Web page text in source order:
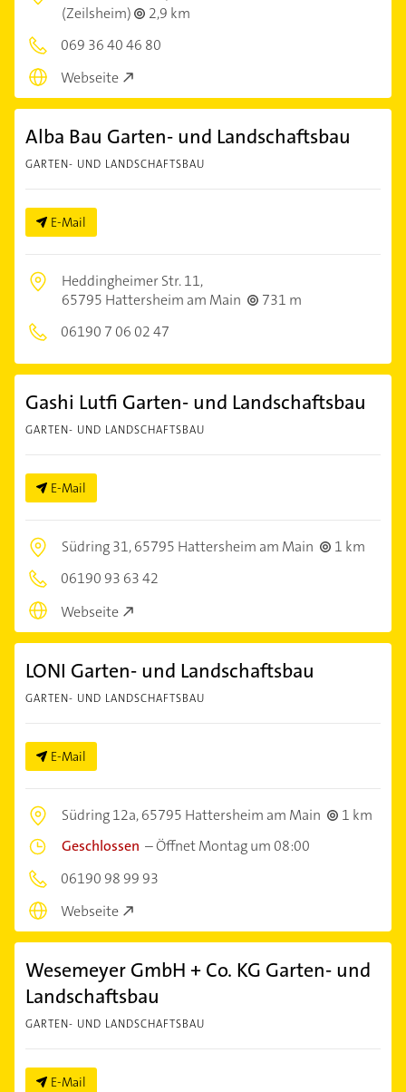
(Zeilsheim)
2,9 km
069 36 40 46 80
Webseite
Alba Bau Garten- und Landschaftsbau
GARTEN- UND LANDSCHAFTSBAU
E-Mail
Heddingheimer Str. 11,
65795 Hattersheim am Main
731 m
06190 7 06 02 47
Gashi Lutfi Garten- und Landschaftsbau
GARTEN- UND LANDSCHAFTSBAU
E-Mail
Südring 31,65795 Hattersheim am Main
1 km
06190 93 63 42
Webseite
LONI Garten- und Landschaftsbau
GARTEN- UND LANDSCHAFTSBAU
E-Mail
Südring 12a,65795 Hattersheim am Main
1 km
Geschlossen –Öffnet Montag um 08:00
06190 98 99 93
Webseite
Wesemeyer GmbH + Co. KG Garten- und
Landschaftsbau
GARTEN- UND LANDSCHAFTSBAU
E-Mail